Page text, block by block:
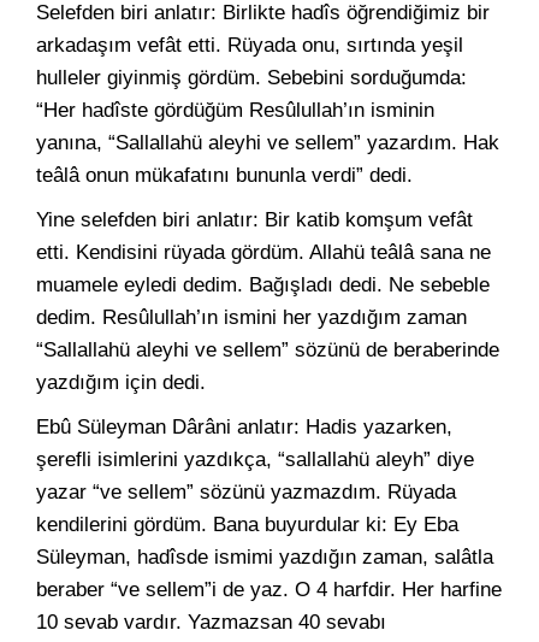
Selefden biri anlatır: Birlikte hadîs öğrendiğimiz bir
arkadaşım vefât etti. Rüyada onu, sırtında yeşil
hulleler giyinmiş gördüm. Sebebini sorduğumda:
“Her hadîste gördüğüm Resûlullah’ın isminin
yanına, “Sallallahü aleyhi ve sellem” yazardım. Hak
teâlâ onun mükafatını bununla verdi” dedi.
Yine selefden biri anlatır: Bir katib komşum vefât
etti. Kendisini rüyada gördüm. Allahü teâlâ sana ne
muamele eyledi dedim. Bağışladı dedi. Ne sebeble
dedim. Resûlullah’ın ismini her yazdığım zaman
“Sallallahü aleyhi ve sellem” sözünü de beraberinde
yazdığım için dedi.
Ebû Süleyman Dârâni anlatır: Hadis yazarken,
şerefli isimlerini yazdıkça, “sallallahü aleyh” diye
yazar “ve sellem” sözünü yazmazdım. Rüyada
kendilerini gördüm. Bana buyurdular ki: Ey Eba
Süleyman, hadîsde ismimi yazdığın zaman, salâtla
beraber “ve sellem”i de yaz. O 4 harfdir. Her harfine
10 sevab vardır. Yazmazsan 40 sevabı